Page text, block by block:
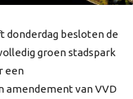
donderdag besloten de
groen stadspark
een
amendement van VVD